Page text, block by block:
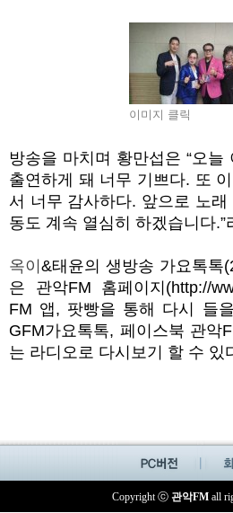
이미지 클릭
방송을 마치며 황만섭은 “오늘
출연하게 돼 너무 기쁘다. 또
서 너무 감사하다. 앞으로 노
동도 계속 열심히 하겠습니다.”
옥이 &태윤의 생방송 가요톡톡
은 관악FM 홈페이지 (http://
FM 앱, 팟빵을 통해 다시 들
GFM가요톡톡, 페이스북 관악
는 라디오로 다시보기 할 수 있
Copyright ⓒ 관악FM all